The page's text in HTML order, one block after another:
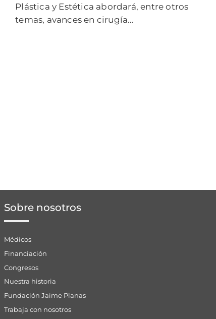
Plástica y Estética abordará, entre otros
temas, avances en cirugía…
Sobre nosotros
Médicos
Financiación
Congresos
Nuestra historia
Fundación Jaime Planas
Trabaja con nosotros